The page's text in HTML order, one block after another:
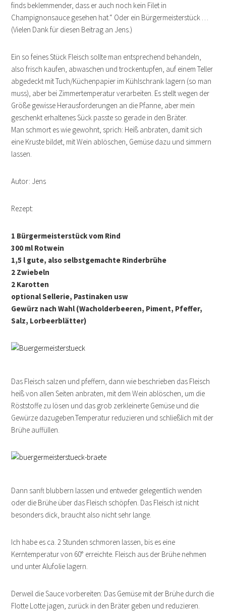
finds beklemmender, dass er auch noch kein Filet in
Champignonsauce gesehen hat.“ Oder ein Bürgermeisterstück …
(Vielen Dank für diesen Beitrag an Jens.)
Ein so feines Stück Fleisch sollte man entsprechend behandeln,
also frisch kaufen, abwaschen und trockentupfen, auf einem Teller
abgedeckt mit Tuch/Küchenpapier im Kühlschrank lagern (so man
muss), aber bei Zimmertemperatur verarbeiten. Es stellt wegen der
Größe gewisse Herausforderungen an die Pfanne, aber mein
geschenkt erhaltenes Sück passte so gerade in den Bräter.
Man schmort es wie gewohnt, sprich: Heiß anbraten, damit sich
eine Kruste bildet, mit Wein ablöschen, Gemüse dazu und simmern
lassen.
Autor: Jens
Rezept:
1 Bürgermeisterstück vom Rind
300 ml Rotwein
1,5 l gute, also selbstgemachte Rinderbrühe
2 Zwiebeln
2 Karotten
optional Sellerie, Pastinaken usw
Gewürz nach Wahl (Wacholderbeeren, Piment, Pfeffer,
Salz, Lorbeerblätter)
Das Fleisch salzen und pfeffern, dann wie beschrieben das Fleisch
heiß von allen Seiten anbraten, mit dem Wein ablöschen, um die
Röststoffe zu lösen und das grob zerkleinerte Gemüse und die
Gewürze dazugeben.Temperatur reduzieren und schließlich mit der
Brühe auffüllen.
Dann sanft blubbern lassen und entweder gelegentlich wenden
oder die Brühe über das Fleisch schöpfen. Das Fleisch ist nicht
besonders dick, braucht also nicht sehr lange.
Ich habe es ca. 2 Stunden schmoren lassen, bis es eine
Kerntemperatur von 60° erreichte. Fleisch aus der Brühe nehmen
und unter Alufolie lagern.
Derweil die Sauce vorbereiten: Das Gemüse mit der Brühe durch die
Flotte Lotte jagen, zurück in den Bräter geben und reduzieren.